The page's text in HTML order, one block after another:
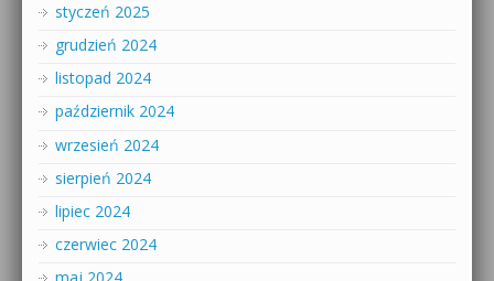
styczeń 2025
grudzień 2024
listopad 2024
październik 2024
wrzesień 2024
sierpień 2024
lipiec 2024
czerwiec 2024